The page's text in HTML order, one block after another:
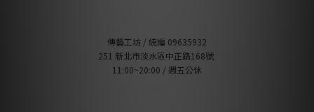
傳藝工坊 / 統編 09635932
251 新北市淡水區中正路168號
11:00~20:00 / 週五公休